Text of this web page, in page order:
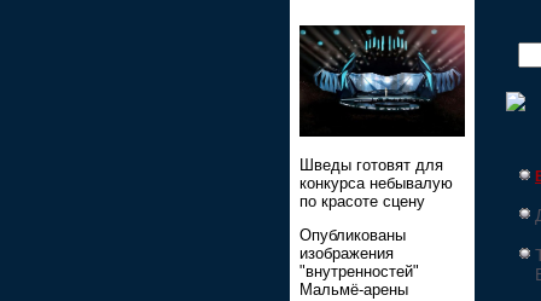
Шведы готовят для
конкурса небывалую
по красоте сцену
Опубликованы
изображения
"внутренностей"
Мальмё-арены